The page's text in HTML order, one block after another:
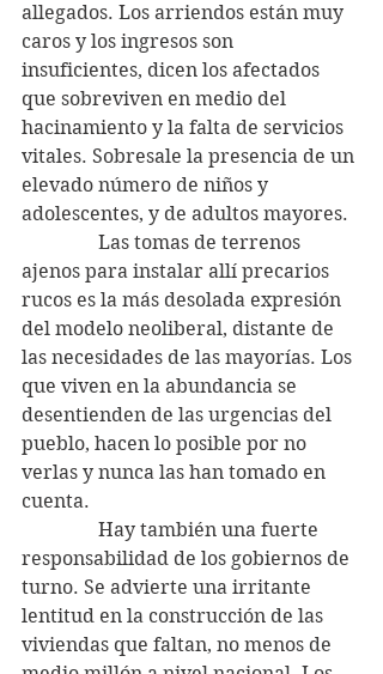
allegados. Los arriendos están muy
caros y los ingresos son
insuficientes, dicen los afectados
que sobreviven en medio del
hacinamiento y la falta de servicios
vitales. Sobresale la presencia de un
elevado número de niños y
adolescentes, y de adultos mayores.
Las tomas de terrenos
ajenos para instalar allí precarios
rucos es la más desolada expresión
del modelo neoliberal, distante de
las necesidades de las mayorías. Los
que viven en la abundancia se
desentienden de las urgencias del
pueblo, hacen lo posible por no
verlas y nunca las han tomado en
cuenta.
Hay también una fuerte
responsabilidad de los gobiernos de
turno. Se advierte una irritante
lentitud en la construcción de las
viviendas que faltan, no menos de